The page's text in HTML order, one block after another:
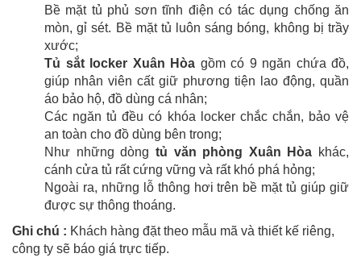
Bề mặt tủ phủ sơn tĩnh điện có tác dụng chống ăn
mòn, gỉ sét. Bề mặt tủ luôn sáng bóng, không bị trầy
xước;
Tủ sắt locker Xuân Hòa gồm có 9 ngăn chứa đồ,
giúp nhân viên cất giữ phương tiện lao động, quần
áo bảo hộ, đồ dùng cá nhân;
Các ngăn tủ đều có khóa locker chắc chắn, bảo vệ
an toàn cho đồ dùng bên trong;
Như những dòng tủ văn phòng Xuân Hòa khác,
cánh cửa tủ rất cứng vững và rất khó phá hỏng;
Ngoài ra, những lỗ thông hơi trên bề mặt tủ giúp giữ
được sự thông thoáng.
Ghi chú : Khách hàng đặt theo mẫu mã và thiết kế riêng,
công ty sẽ báo giá trực tiếp.